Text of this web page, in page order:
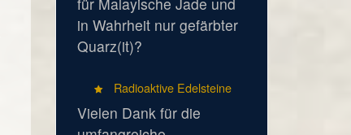
in Wahrheit nur gefärbter
Quarz(it)?
Radioaktive Edelsteine
Vielen Dank für die